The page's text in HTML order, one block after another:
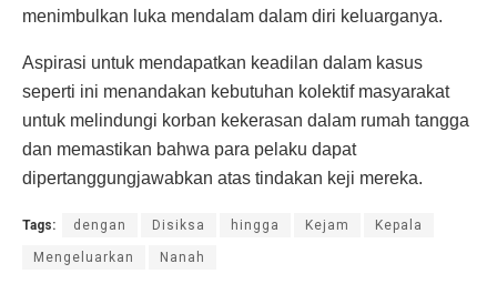
menimbulkan luka mendalam dalam diri keluarganya.
Aspirasi untuk mendapatkan keadilan dalam kasus
seperti ini menandakan kebutuhan kolektif masyarakat
untuk melindungi korban kekerasan dalam rumah tangga
dan memastikan bahwa para pelaku dapat
dipertanggungjawabkan atas tindakan keji mereka.
Tags: dengan Disiksa hingga Kejam Kepala
Mengeluarkan Nanah